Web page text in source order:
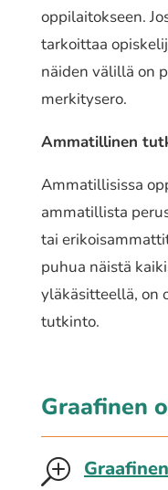
oppi­lai­tok­seen.
tarkoit­taa
näiden välillä on
merkitysero.
Ammatillinen
Ammatillisissa
amma­til­lis­ta
tai
puhua näistä
yläkä­sit­teel­lä, on
tutkinto.
Graafinen
T